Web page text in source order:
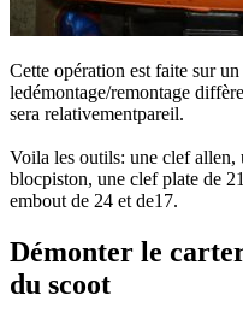
Cette opération est faite sur
ledémontage/remontage
sera relativementpareil.
Voila les outils: une clef allen,
blocpiston, une clef plate de
embout de 24 et de17.
Démonter le
du scoot